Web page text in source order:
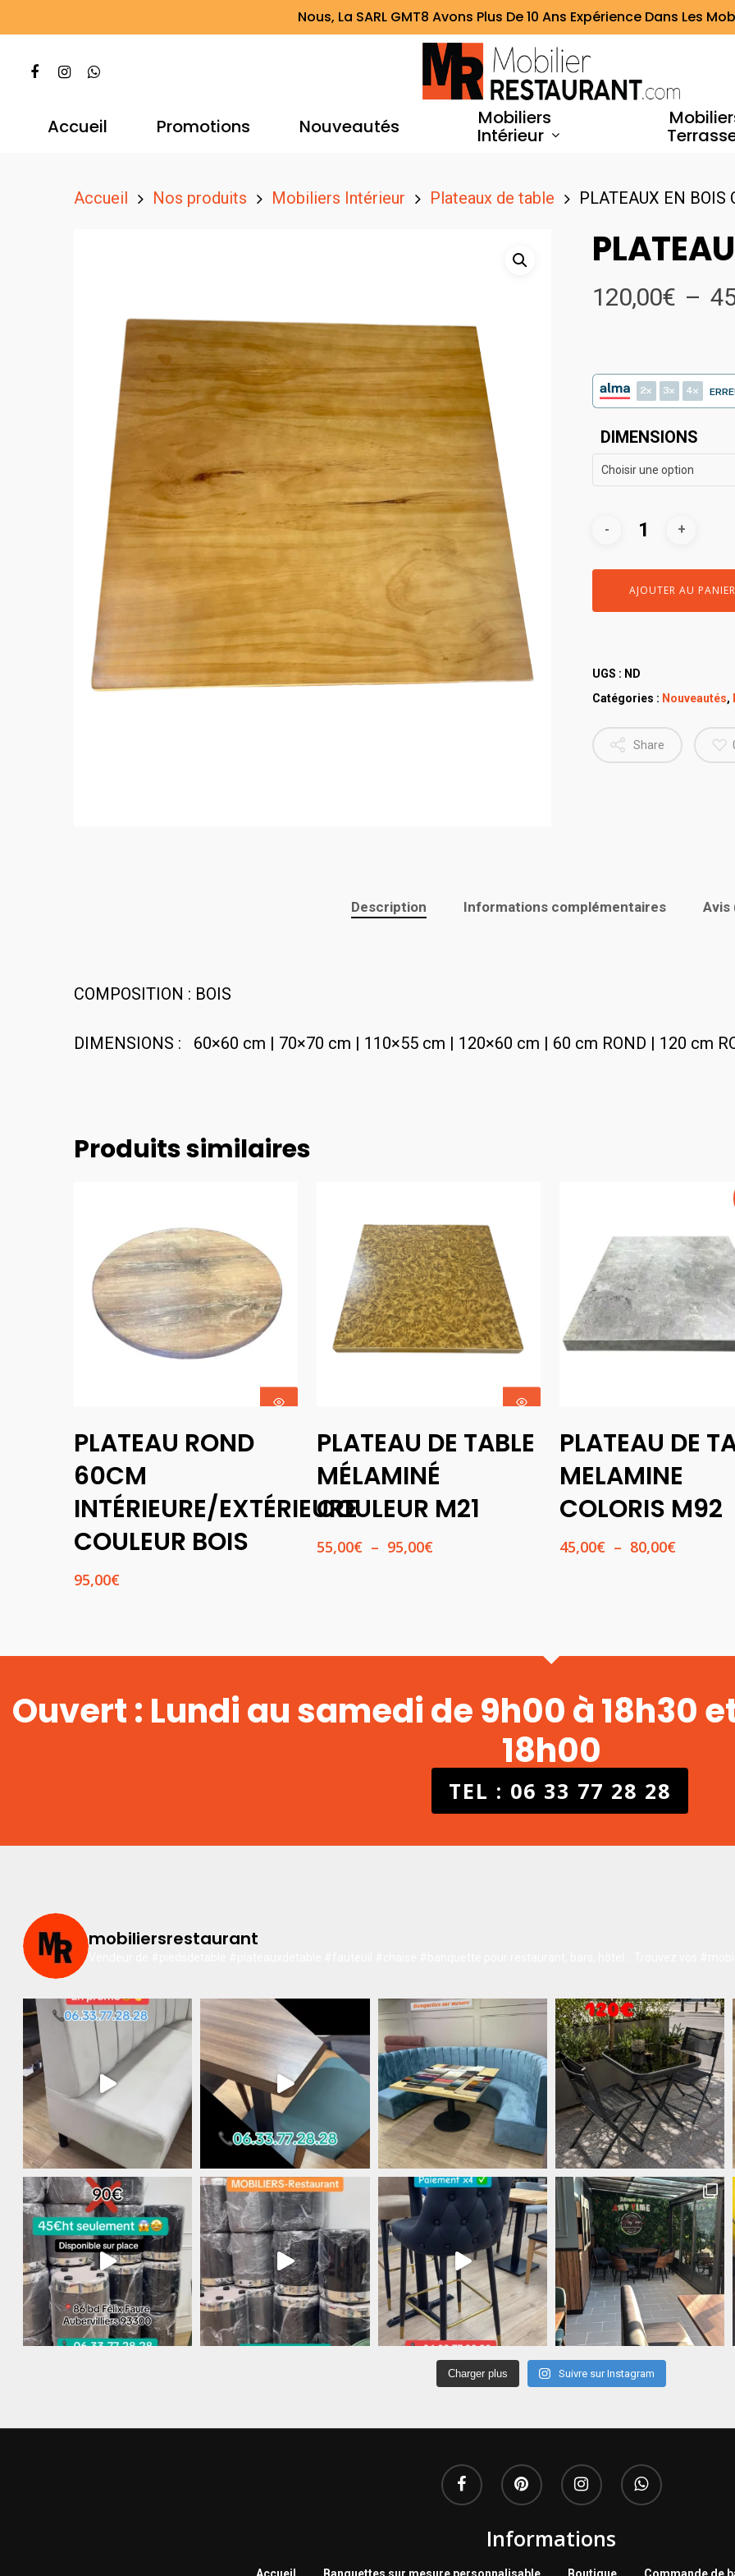
Nous, La SARL GMT8 Avons Plus De 10 Ans Expérience Dans Les
Hit enter to search or ESC to close
Accueil Promotions Nouveautés Mobiliers
Intérieur
Accueil Nos produits Mobiliers Intérieur Plateaux de table PLATEAUX EN BOIS
120,00€ –
2 3 4
DIMENSIONS
Choisir une option
AJOUTER AU PANIER
UGS : ND
Catégories : Nouveautés,
Share
Description Informations complémentaires Avis
COMPOSITION : BOIS
DIMENSIONS : 60×60 cm | 70×70 cm | 110×55 cm | 120×60 cm | 60 cm ROND | 120 cm
Produits similaires
Panier
PLATEAU ROND
60CM
INTÉRIEURE/EXTÉRIEURE
COULEUR BOIS
95,00€
Options
PLATEAU DE TABLE
MÉLAMINÉ
COULEUR M21
55,00€ – 95,00€Plage
Options
PLATEAU DE
MELAMINE
COLORIS M92
45,00€ – 80,00€Plage
Ouvert : Lundi au samedi de 9h00 à 18h30
18h00
TEL : 06 33 77 28 28
mobiliersrestaurant
Charger plus Suivre sur Instagram
Informations